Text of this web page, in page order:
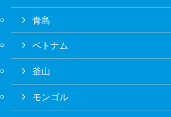
青島
ベトナム
釜山
モンゴル